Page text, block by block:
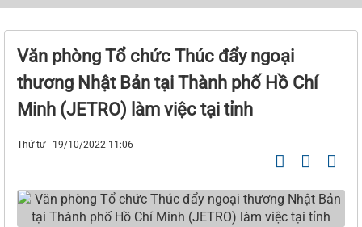
Văn phòng Tổ chức Thúc đẩy ngoại
thương Nhật Bản tại Thành phố Hồ Chí
Minh (JETRO) làm việc tại tỉnh
Thứ tư - 19/10/2022 11:06